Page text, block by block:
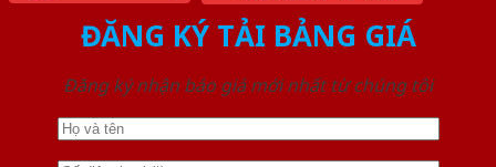
ĐĂNG KÝ TẢI BẢNG GIÁ
Đăng ký nhận báo giá mới nhất từ chúng tôi